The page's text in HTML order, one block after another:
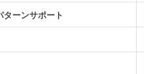
ーンサポート